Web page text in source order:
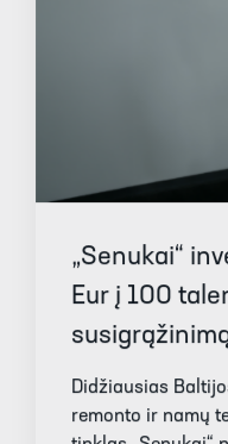
„Senukai“
Eur į 100
Didžiausias
remonto ir namų